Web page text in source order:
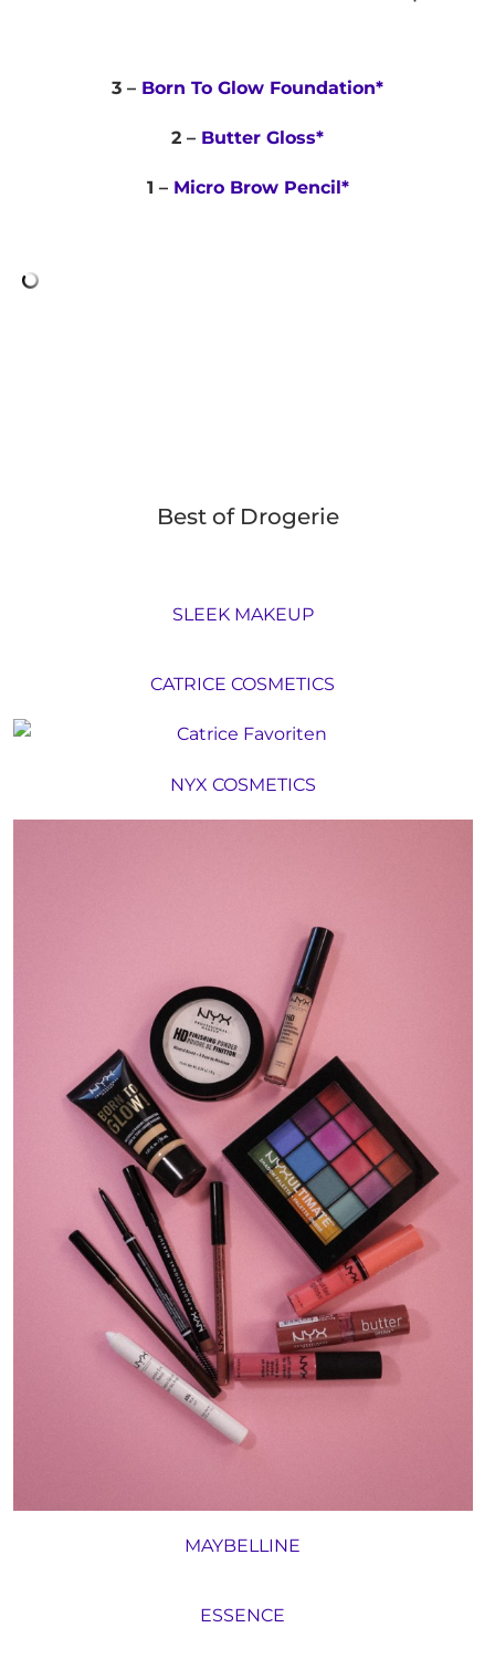
3 – Born To Glow Foundation*
2 – Butter Gloss*
1 –Micro Brow Pencil*
Best of Drogerie
SLEEK MAKEUP
CATRICE COSMETICS
NYX COSMETICS
MAYBELLINE
ESSENCE